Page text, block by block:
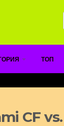
ТОП
CF